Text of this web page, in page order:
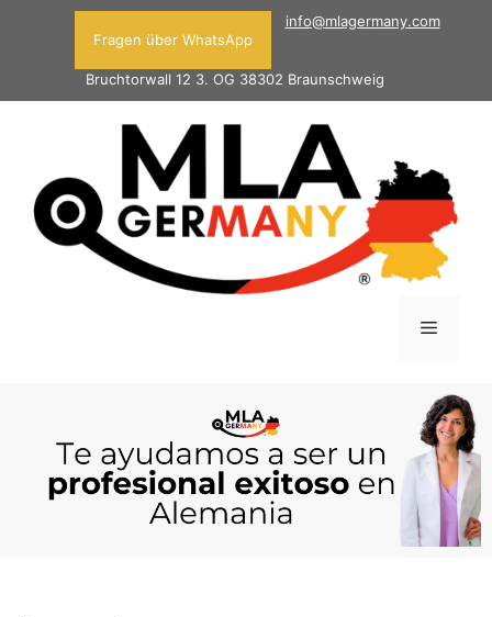
info@mlagermany.com
Fragen über WhatsApp
Bruchtorwall 12 3. OG 38302 Braunschweig